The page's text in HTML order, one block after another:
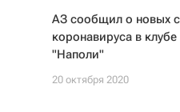
АЗ сообщил о новых
коронавируса в
"Наполи"
20 октября 2020